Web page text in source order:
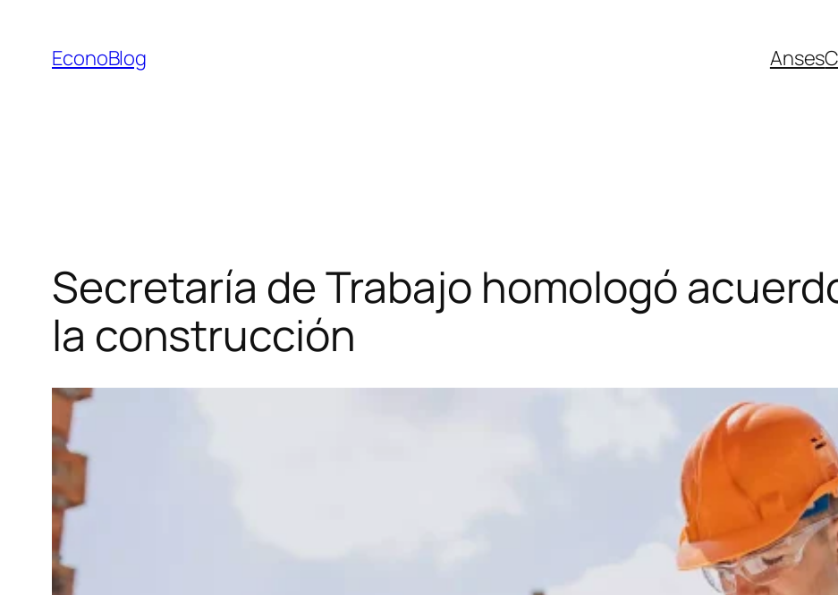
contenido
EconoBlog Anses
Secretaría de Trabajo homologó
la construcción